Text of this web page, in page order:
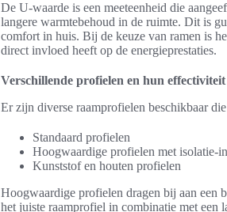
De U-waarde is een meeteenheid die
langere warmtebehoud in de ruimte. Dit is
comfort in huis. Bij de keuze van ramen is
direct invloed heeft op de energieprestaties.
Verschillende profielen en hun effectiviteit
Er zijn diverse raamprofielen beschikbaar
Standaard profielen
Hoogwaardige profielen met isolatie-
Kunststof en houten profielen
Hoogwaardige profielen dragen bij aan een
het juiste raamprofiel in combinatie met een